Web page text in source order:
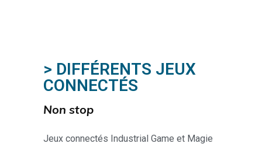
> DIFFÉRENTS JEUX
CONNECTÉS
Non stop
Jeux connectés Industrial Game et Magie